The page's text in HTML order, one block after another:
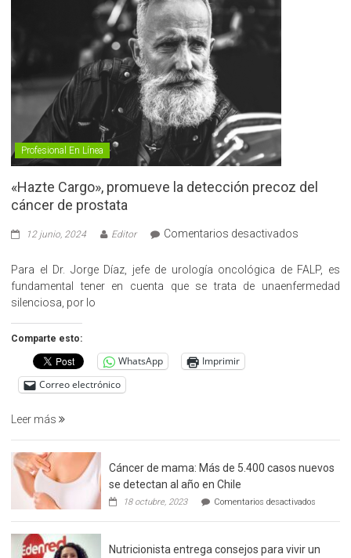
Profesional En Línea
«Hazte Cargo», promueve la detección precoz del
cáncer de prostata
12 junio, 2024 Editor Comentarios desactivados
Cargo»,
promueve
Para el Dr. Jorge Díaz, jefe de urología oncológica de FALP, es
fundamental tener en cuenta que se trata de unaenfermedad
silenciosa, por lo
Comparte esto:
WhatsApp
Imprimir
Correo electrónico
Leer más
Cáncer de mama: Más de 5.400 casos nuevos
se detectan al año en Chile
18 octubre, 2023 Comentarios desactivados
de
Más
Nutricionista entrega consejos para vivir un